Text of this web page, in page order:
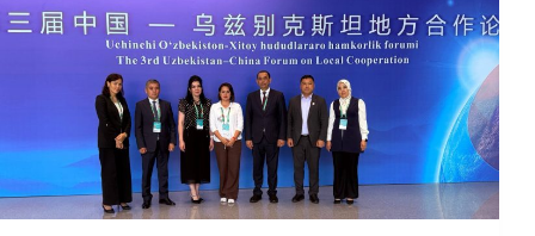
O‘SIMLIKLAR
HIMOYASI,
AGROKIMYO
TUPROQSHUNOSLIK
HAMDA
AGROMUHANDISLIK
VA
AGROTEXNOLOGIYALAR
FAKULTETLARIDAGI